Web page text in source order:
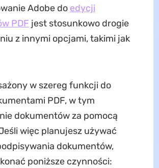
Adobe do edycji
PDF jest stosunkowo drogie
z innymi opcjami, takimi jak
w szereg funkcji do
PDF, w tym
dokumentów za pomocą
więc planujesz używać
dokumentów,
poniższe czynności: